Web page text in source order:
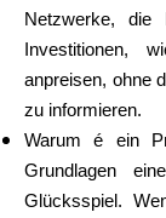
Netzwerke, die
Investitionen,
anpreisen, ohne
zu informieren.
Warum é ein
Grundlagen
Glücksspiel.